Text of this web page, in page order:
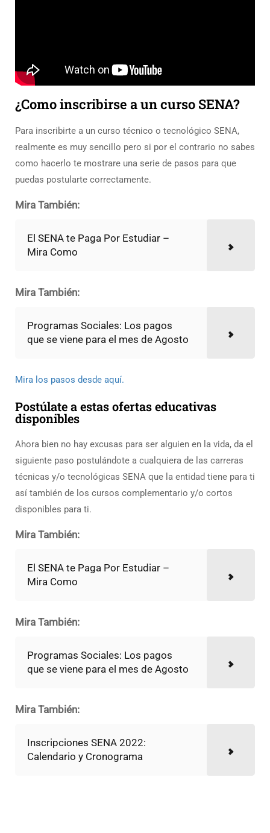
¿Como inscribirse a un curso SENA?
Para inscribirte a un curso técnico o tecnológico SENA,
realmente es muy sencillo pero si por el contrario no sabes
como hacerlo te mostrare una serie de pasos para que
puedas postularte correctamente.
Mira También:
El SENA te Paga Por Estudiar –
Mira Como
Mira También:
Programas Sociales: Los pagos
que se viene para el mes de Agosto
Mira los pasos desde aquí.
Postúlate a estas ofertas educativas
disponibles
Ahora bien no hay excusas para ser alguien en la vida, da el
siguiente paso postulándote a cualquiera de las carreras
técnicas y/o tecnológicas SENA que la entidad tiene para ti
así también de los cursos complementario y/o cortos
disponibles para ti.
Mira También:
El SENA te Paga Por Estudiar –
Mira Como
Mira También:
Programas Sociales: Los pagos
que se viene para el mes de Agosto
Mira También:
Inscripciones SENA 2022:
Calendario y Cronograma